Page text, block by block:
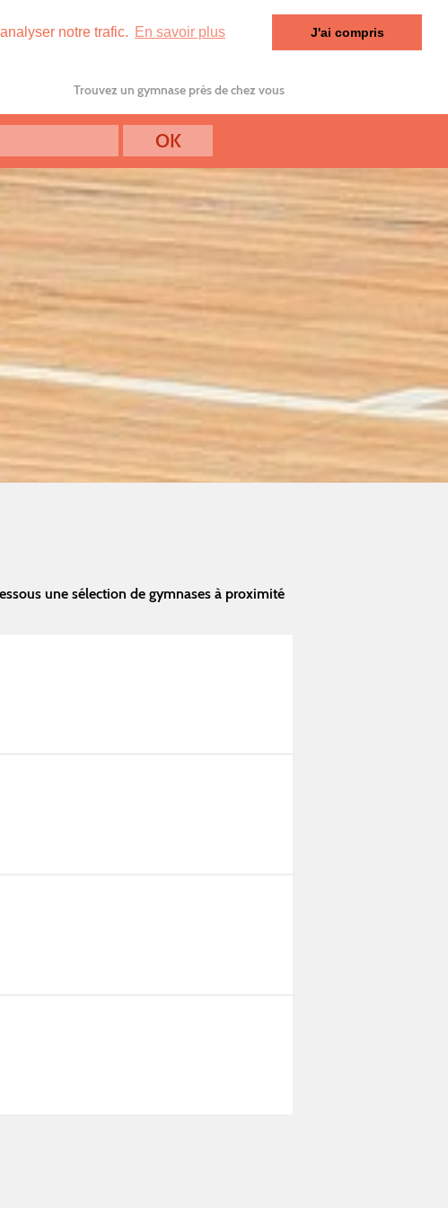
notre trafic. En savoir plus J'ai compris
Trouvez un gymnase près de chez vous
une sélection de gymnases à proximité